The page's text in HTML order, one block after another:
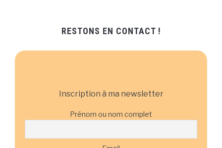
RESTONS EN CONTACT !
Inscription à ma newsletter
Prénom ou nom complet